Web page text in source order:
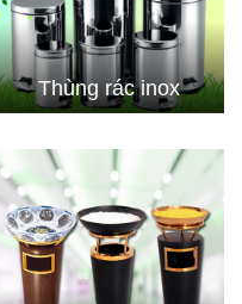
Thùng rác inox